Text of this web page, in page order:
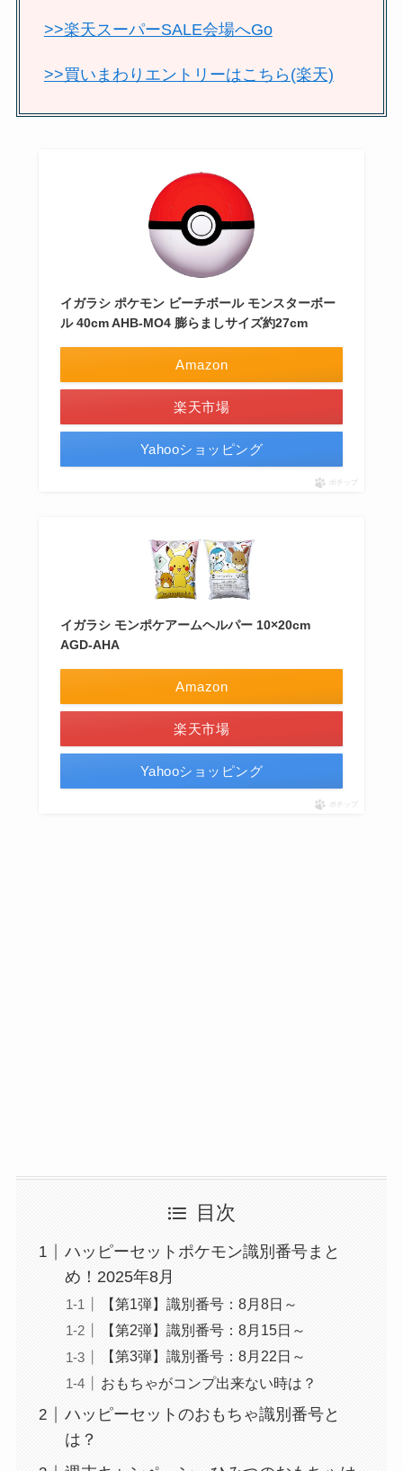
>>楽天スーパーSALE会場へGo
>>買いまわりエントリーはこちら(楽天)
イガラシ ポケモン ビーチボール モンスターボー
ル 40cm AHB-MO4 膨らましサイズ約27cm
Amazon
楽天市場
Yahooショッピング
ポチップ
イガラシ モンポケアームヘルパー 10×20cm
AGD-AHA
Amazon
楽天市場
Yahooショッピング
ポチップ
目次
ハッピーセットポケモン識別番号まと
め！2025年8月
【第1弾】識別番号：8月8日～
【第2弾】識別番号：8月15日～
【第3弾】識別番号：8月22日～
おもちゃがコンプ出来ない時は？
ハッピーセットのおもちゃ識別番号と
は？